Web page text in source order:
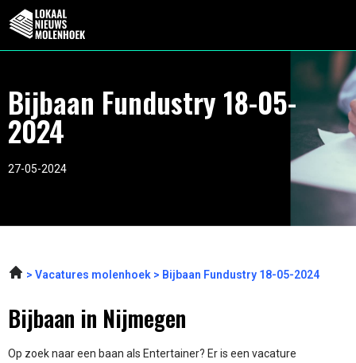
Bijbaan Fundustry 18-05-
2024
27-05-2024
Vacatures molenhoek Bijbaan Fundustry 18-05-2024
Bijbaan in Nijmegen
Op zoek naar een baan als Entertainer? Er is een vacature